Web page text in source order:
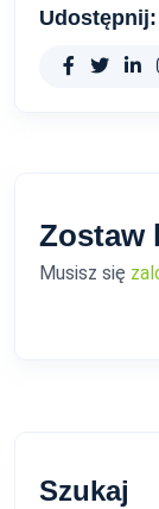
Udostępnij:
Zostaw
Musisz się
Szukaj